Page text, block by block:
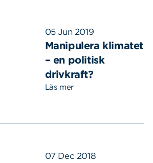
05 Jun 2019
Manipulera klimatet
– en politisk
drivkraft?
Läs mer
07 Dec 2018